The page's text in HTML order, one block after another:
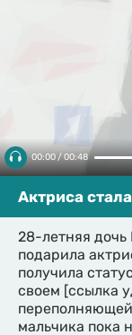
00:00 / 00:48
Актриса
28-летняя
подарила
получила
своем [ссылка
мальчика пока